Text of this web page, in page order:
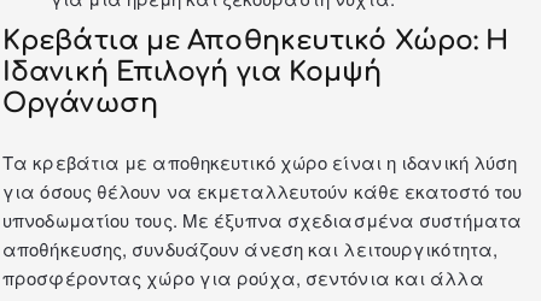
Κρεβάτια με Αποθηκευτικό Χώρο: Η
Ιδανική Επιλογή για Κομψή
Οργάνωση
Τα κρεβάτια με αποθηκευτικό χώρο είναι η ιδανική λύση
για όσους θέλουν να εκμεταλλευτούν κάθε εκατοστό του
υπνοδωματίου τους. Με έξυπνα σχεδιασμένα συστήματα
αποθήκευσης, συνδυάζουν άνεση και λειτουργικότητα,
προσφέροντας χώρο για ρούχα, σεντόνια και άλλα